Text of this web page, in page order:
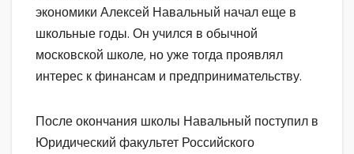
экономики Алексей Навальный начал еще в
школьные годы. Он учился в обычной
московской школе, но уже тогда проявлял
интерес к финансам и предпринимательству.
После окончания школы Навальный поступил в
Юридический факультет Российского